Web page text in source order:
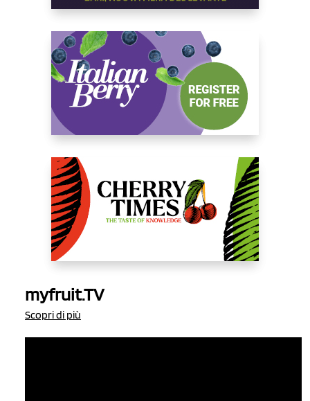
myfruit.TV
Scopri di più